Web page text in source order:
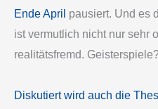
Ende April pausiert. Und es
ist vermutlich nicht nur sehr
realitätsfremd.
Diskutiert wird auch die